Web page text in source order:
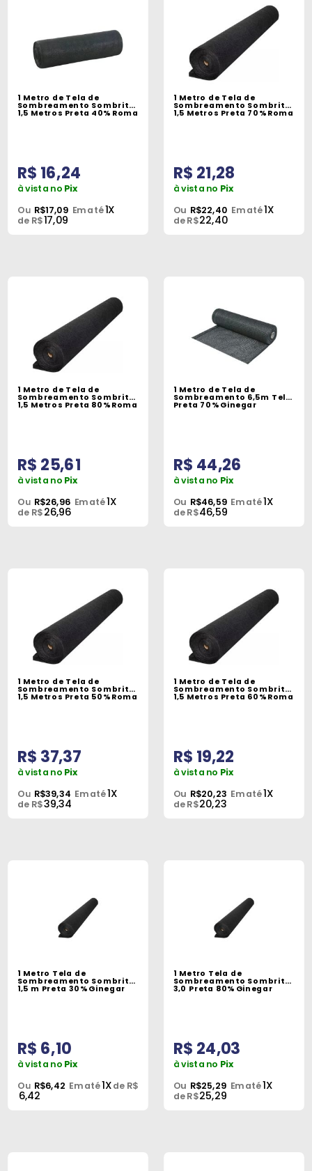
1 Metro de Tela de
Sombreamento Sombrite
1,5 Metros Preta 40% Roma
R$ 16,24
à vista no Pix
Ou R$17,09 Em até1X
de R$17,09
1 Metro de Tela de
Sombreamento Sombrite
1,5 Metros Preta 70% Roma
R$ 21,28
à vista no Pix
Ou R$22,40 Em até1X
de R$22,40
1 Metro de Tela de
Sombreamento Sombrite
1,5 Metros Preta 80% Roma
R$ 25,61
à vista no Pix
Ou R$26,96 Em até1X
de R$26,96
1 Metro de Tela de
Sombreamento 6,5m Tela
Preta 70% Ginegar
R$ 44,26
à vista no Pix
Ou R$46,59 Em até1X
de R$46,59
1 Metro de Tela de
Sombreamento Sombrite
1,5 Metros Preta 50% Roma
R$ 37,37
à vista no Pix
Ou R$39,34 Em até1X
de R$39,34
1 Metro de Tela de
Sombreamento Sombrite
1,5 Metros Preta 60% Roma
R$ 19,22
à vista no Pix
Ou R$20,23 Em até1X
de R$20,23
1 Metro Tela de
Sombreamento Sombrite
1,5 m Preta 30% Ginegar
R$ 6,10
à vista no Pix
Ou R$6,42 Em até1Xde R$
6,42
1 Metro Tela de
Sombreamento Sombrite
3,0 Preta 80% Ginegar
R$ 24,03
à vista no Pix
Ou R$25,29 Em até1X
de R$25,29